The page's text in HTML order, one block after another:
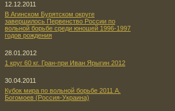
12.12.2011
В Агинском Бурятском округе
завершилось Первенство России по
вольной борьбе среди юношей 1996-1997
годов рождения
28.01.2012
1 круг 60 кг. Гран-при Иван Ярыгин 2012
30.04.2011
Кубок мира по вольной борьбе 2011 А.
Богомоев (Россия-Украина)